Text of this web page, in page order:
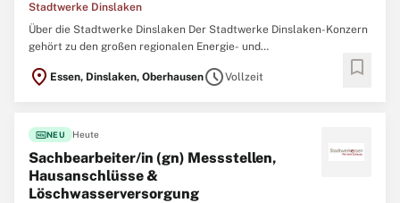
Stadtwerke Dinslaken
Über die Stadtwerke Dinslaken Der Stadtwerke Dinslaken-Konzern
gehört zu den großen regionalen Energie- und
Mitarbeitenden und 24 Tochter- und Beteiligungsgesellschaften
location_on Essen, Dinslaken, OberhausenscheduleVollzeit bookmark
fiber_newNEU Heute
Sachbearbeiter/in (gn) Messstellen,
Hausanschlüsse &
Löschwasserversorgung